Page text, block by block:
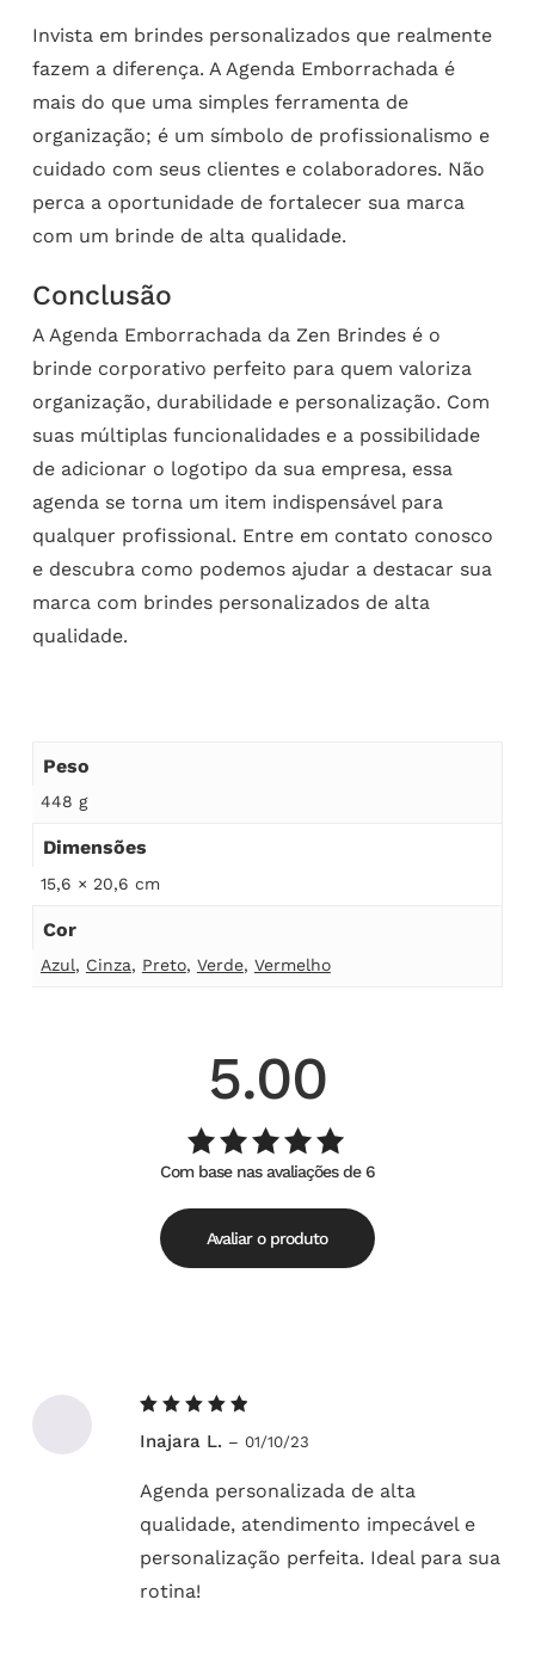
Invista em brindes personalizados que realmente
fazem a diferença. A Agenda Emborrachada é
mais do que uma simples ferramenta de
organização; é um símbolo de profissionalismo e
cuidado com seus clientes e colaboradores. Não
perca a oportunidade de fortalecer sua marca
com um brinde de alta qualidade.
Conclusão
A Agenda Emborrachada da Zen Brindes é o
brinde corporativo perfeito para quem valoriza
organização, durabilidade e personalização. Com
suas múltiplas funcionalidades e a possibilidade
de adicionar o logotipo da sua empresa, essa
agenda se torna um item indispensável para
qualquer profissional. Entre em contato conosco
e descubra como podemos ajudar a destacar sua
marca com brindes personalizados de alta
qualidade.
Peso
448 g
Dimensões
15,6 × 20,6 cm
Cor
Azul, Cinza, Preto, Verde, Vermelho
5.00
Avaliação
5.00de
5
Com base nas avaliações de 6
Avaliar o produto
5de 5
Inajara L. – 01/10/23
Agenda personalizada de alta
qualidade, atendimento impecável e
personalização perfeita. Ideal para sua
rotina!